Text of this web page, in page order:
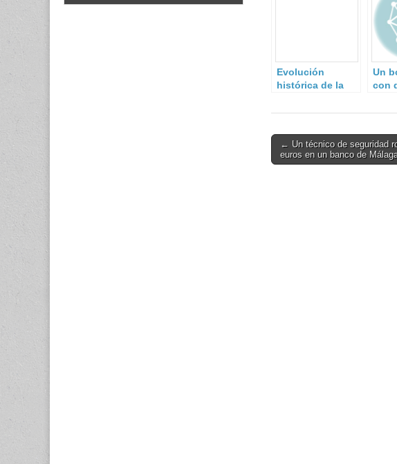
Evolución
histórica de la
Defensa en
Un
con
una
Post
navigation
← Un técnico de seguridad
euros en un banco de